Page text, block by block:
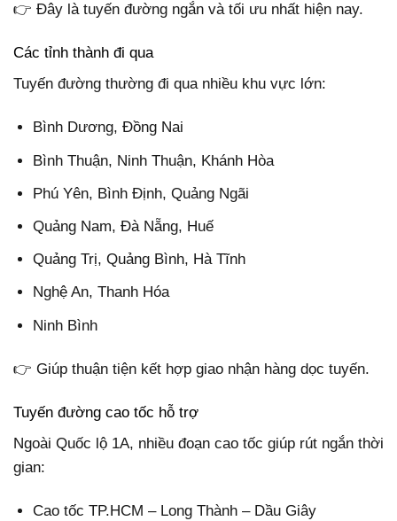
👉 Đây là tuyến đường ngắn và tối ưu nhất hiện nay.
Các tỉnh thành đi qua
Tuyến đường thường đi qua nhiều khu vực lớn:
Bình Dương, Đồng Nai
Bình Thuận, Ninh Thuận, Khánh Hòa
Phú Yên, Bình Định, Quảng Ngãi
Quảng Nam, Đà Nẵng, Huế
Quảng Trị, Quảng Bình, Hà Tĩnh
Nghệ An, Thanh Hóa
Ninh Bình
👉 Giúp thuận tiện kết hợp giao nhận hàng dọc tuyến.
Tuyến đường cao tốc hỗ trợ
Ngoài Quốc lộ 1A, nhiều đoạn cao tốc giúp rút ngắn thời
gian:
Cao tốc TP.HCM – Long Thành – Dầu Giây